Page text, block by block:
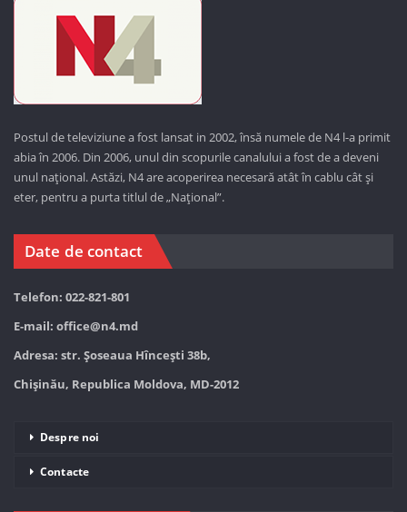
Postul de televiziune a fost lansat in 2002, însă numele de N4 l-a primit
abia în 2006. Din 2006, unul din scopurile canalului a fost de a deveni
unul național. Astăzi, N4 are acoperirea necesară atât în cablu cât și
eter, pentru a purta titlul de „Național”.
Date de contact
Telefon: 022-821-801
E-mail: office@n4.md
Adresa: str. Șoseaua Hînceşti 38b,
Chișinău, Republica Moldova, MD-2012
Despre noi
Contacte